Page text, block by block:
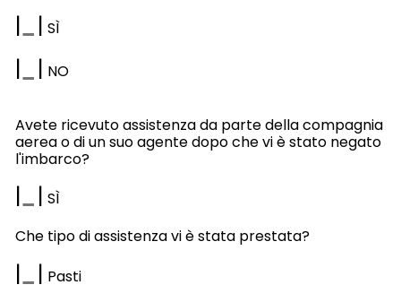
| | SÌ
| | NO
Avete ricevuto assistenza da parte della compagnia
aerea o di un suo agente dopo che vi è stato negato
l'imbarco?
| | SÌ
Che tipo di assistenza vi è stata prestata?
| | Pasti